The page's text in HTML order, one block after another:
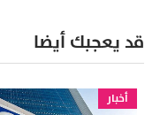
قد يعجبك أيضا
أخبار